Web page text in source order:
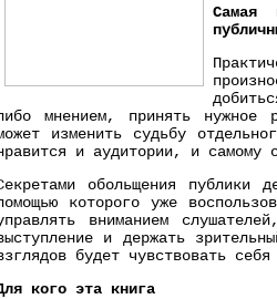
Самая
мнением, принять нужное
изменить судьбу
и аудитории, и самому
обольщения публики
которого уже
вниманием
и держать
будет чувствовать
кого эта книга